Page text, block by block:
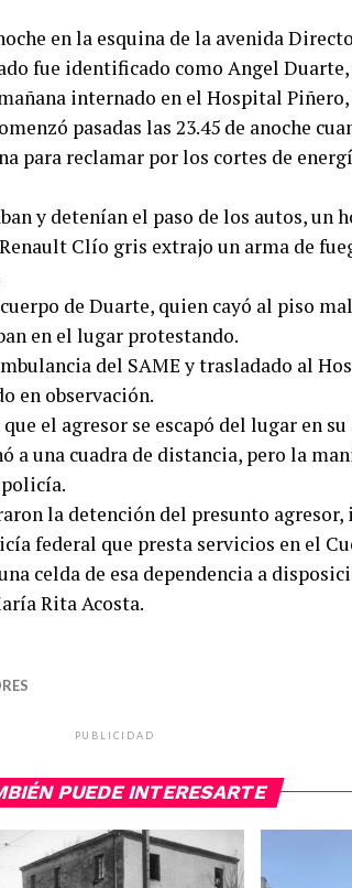
en la esquina de la avenida
fue identificado como Angel Duarte,
internado en el Hospital
pasadas las 23.45 de anoche
para reclamar por los cortes de
y detenían el paso de los autos, un
Clío gris extrajo un arma de
de Duarte, quien cayó al piso
en el lugar protestando.
del SAME y trasladado al
en observación.
el agresor se escapó del lugar en
a una cuadra de distancia, pero la
la detención del presunto
federal que presta servicios en el
celda de esa dependencia a
Rita Acosta.
PUBLICIDAD
PUEDE INTERESARTE